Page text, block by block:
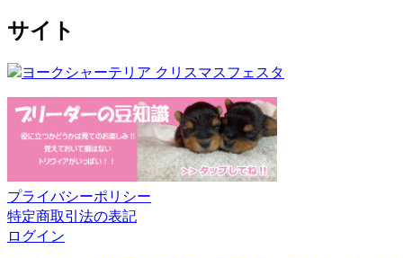
面もあるので、たくさんコミュニケーションをとってあげ
ことなら、ベベドールへ是非お問い合わせください。
2020.12.4
ペットを飼う際、愛情を持って可愛がることももちろんで
すが、それと同じくらいしつけもしっかりと行うことも大
切です。ヨークシャーテリアのブリーダーベベドールで
は、飼い主様へのお引渡しの前からしつけも含めてしっか
りとした育成を行い、飼い主様へ飼う際のアドバイスも行
っております。
サイト
プライバシーポリシー
特定商取引法の表記
ログイン